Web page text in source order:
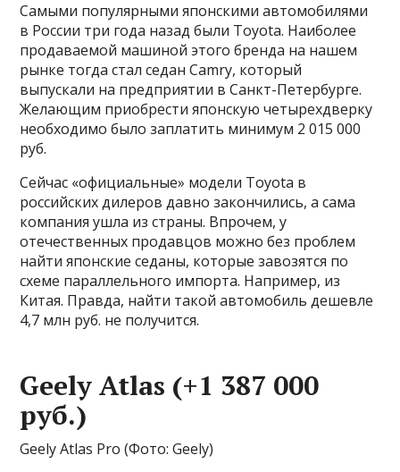
Самыми популярными японскими автомобилями
в России три года назад были Toyota. Наиболее
продаваемой машиной этого бренда на нашем
рынке тогда стал седан Camry, который
выпускали на предприятии в Санкт-Петербурге.
Желающим приобрести японскую четырехдверку
необходимо было заплатить минимум 2 015 000
руб.
Сейчас «официальные» модели Toyota в
российских дилеров давно закончились, а сама
компания ушла из страны. Впрочем, у
отечественных продавцов можно без проблем
найти японские седаны, которые завозятся по
схеме параллельного импорта. Например, из
Китая. Правда, найти такой автомобиль дешевле
4,7 млн руб. не получится.
Geely Atlas (+1 387 000
руб.)
Geely Atlas Pro (Фото: Geely)